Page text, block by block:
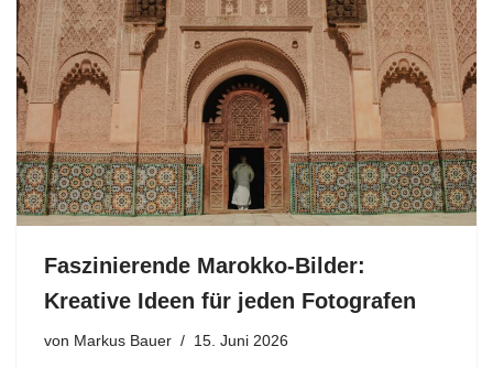
Faszinierende Marokko-Bilder:
Kreative Ideen für jeden Fotografen
von Markus Bauer 15. Juni 2026